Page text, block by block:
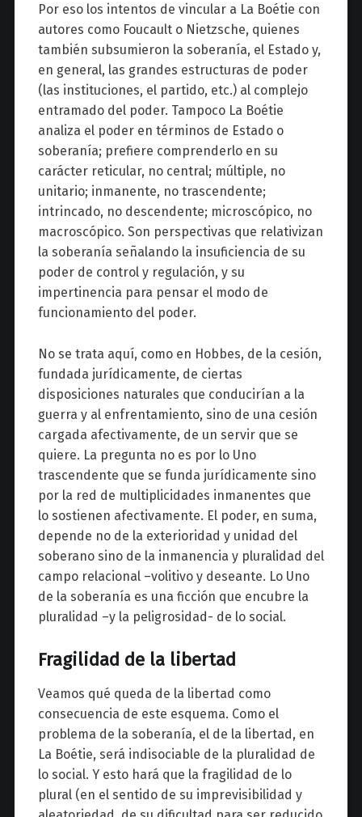
Por eso los intentos de vincular a La Boétie con
autores como Foucault o Nietzsche, quienes
también subsumieron la soberanía, el Estado y,
en general, las grandes estructuras de poder
(las instituciones, el partido, etc.) al complejo
entramado del poder. Tampoco La Boétie
analiza el poder en términos de Estado o
soberanía; prefiere comprenderlo en su
carácter reticular, no central; múltiple, no
unitario; inmanente, no trascendente;
intrincado, no descendente; microscópico, no
macroscópico. Son perspectivas que relativizan
la soberanía señalando la insuficiencia de su
poder de control y regulación, y su
impertinencia para pensar el modo de
funcionamiento del poder.
No se trata aquí, como en Hobbes, de la cesión,
fundada jurídicamente, de ciertas
disposiciones naturales que conducirían a la
guerra y al enfrentamiento, sino de una cesión
cargada afectivamente, de un servir que se
quiere. La pregunta no es por lo Uno
trascendente que se funda jurídicamente sino
por la red de multiplicidades inmanentes que
lo sostienen afectivamente. El poder, en suma,
depende no de la exterioridad y unidad del
soberano sino de la inmanencia y pluralidad del
campo relacional –volitivo y deseante. Lo Uno
de la soberanía es una ficción que encubre la
pluralidad –y la peligrosidad- de lo social.
Fragilidad de la libertad
Veamos qué queda de la libertad como
consecuencia de este esquema. Como el
problema de la soberanía, el de la libertad, en
La Boétie, será indisociable de la pluralidad de
lo social. Y esto hará que la fragilidad de lo
plural (en el sentido de su imprevisibilidad y